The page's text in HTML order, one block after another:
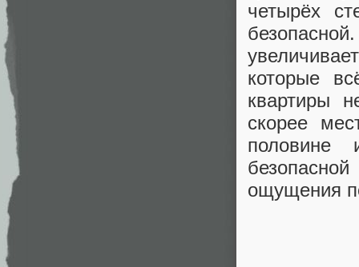
четырёх
которые
квартиры
скорее
половине
ощущения